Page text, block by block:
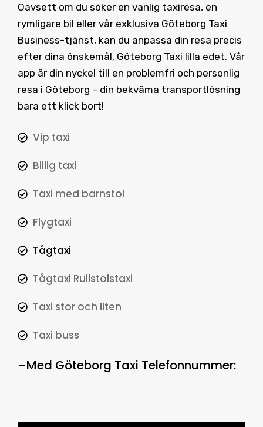
Oavsett om du söker en vanlig taxiresa, en
rymligare bil eller vår exklusiva Göteborg Taxi
Business-tjänst, kan du anpassa din resa precis
efter dina önskemål, Göteborg Taxi lilla edet. Vår
app är din nyckel till en problemfri och personlig
resa i Göteborg – din bekväma transportlösning
bara ett klick bort!
Vip taxi
Billig taxi
Taxi med barnstol
Flygtaxi
Tågtaxi
Tågtaxi Rullstolstaxi
Taxi stor och liten
Taxi buss
–Med Göteborg Taxi Telefonnummer: